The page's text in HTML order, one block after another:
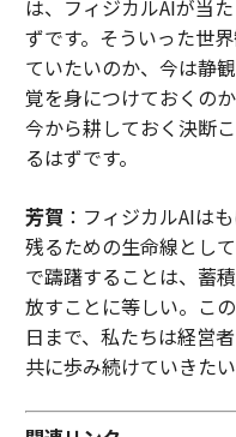
は、フィジカルAIが当
ずです。そういった世
ていたいのか、今は静
覚を身につけておくの
今から耕しておく決断
るはずです。
芳賀 ：フィジカルAIは
残るための生命線とし
で躊躇することは、蓄
放すことに等しい。こ
日まで、私たちは経営
共に歩み続けていきたい